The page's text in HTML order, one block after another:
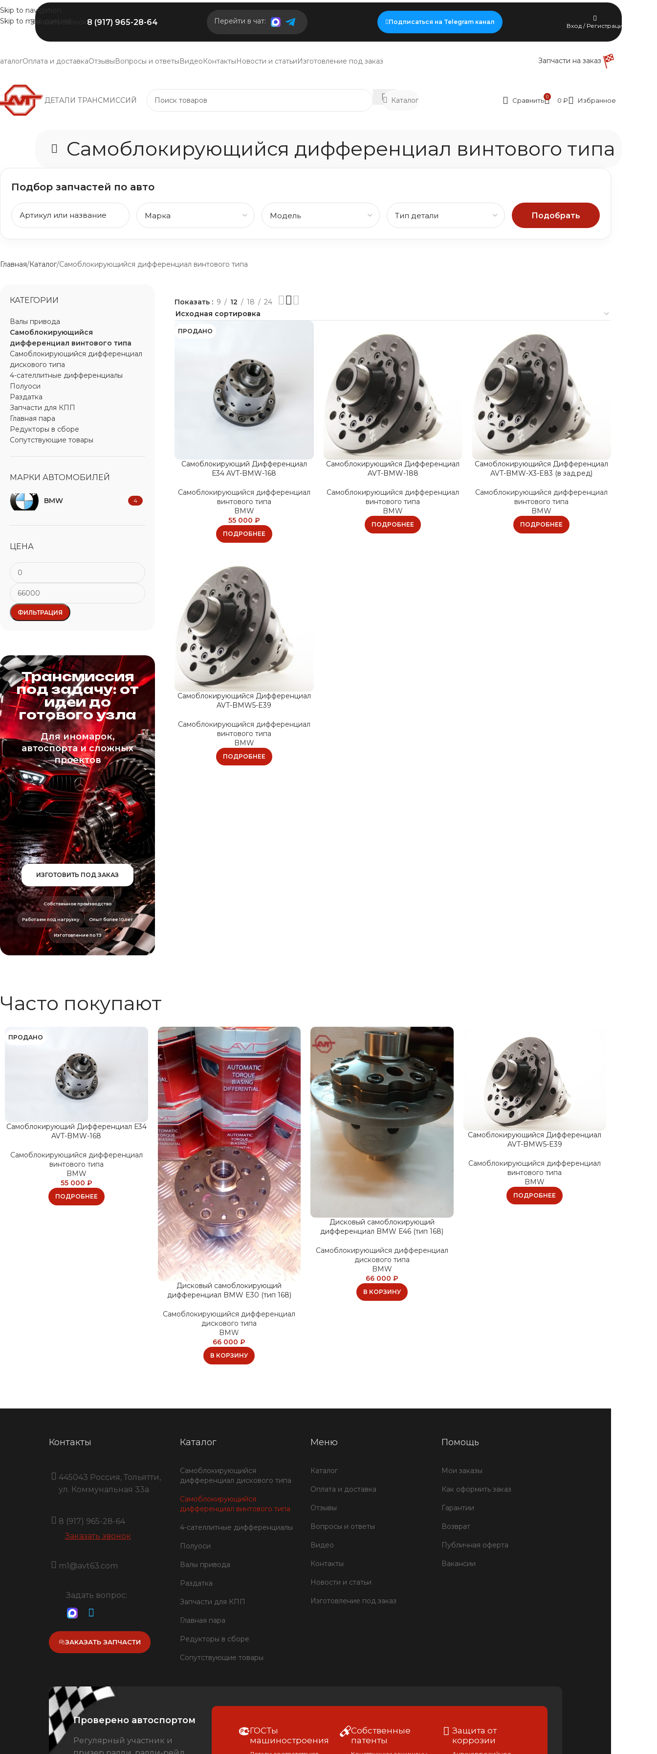
Skip to navigation
Skip to main content
Заказать звонок 8 (917) 965-28-64 Перейти в чат: Подписаться на Telegram канал
Вход / Регистрация
Оплата и доставкаОтзывыВопросы и ответыВидеоКонтактыНовости и статьиИзготовление под заказ Запчасти на заказ
ДЕТАЛИ ТРАНСМИССИЙ Каталог Сравнить 0 0 ₽ Избранное
Самоблокирующийся дифференциал винтового типа
Подбор запчастей по авто
Подобрать
Главная Каталог Самоблокирующийся дифференциал винтового типа
КАТЕГОРИИ
Валы привода
Самоблокирующийся
дифференциал винтового типа
Самоблокирующийся дифференциал
дискового типа
4-сателлитные дифференциалы
Полуоси
Раздатка
Запчасти для КПП
Главная пара
Редукторы в сборе
Сопутствующие товары
МАРКИ АВТОМОБИЛЕЙ
BMW 4
ЦЕНА
ФИЛЬТРАЦИЯ
Трансмиссия
под задачу: от
идеи до
готового узла
Для иномарок,
автоспорта и сложных
проектов
ИЗГОТОВИТЬ ПОД ЗАКАЗ
Собственное производство
Работаем под нагрузку Опыт более 10 лет
Изготовление по ТЗ
Показать 9 12 18 24
ПРОДАНО
Самоблокирующий Дифференциал
Е34 AVT-BMW-168
Самоблокирующийся дифференциал
винтового типа
BMW
55 000 ₽
ПОДРОБНЕЕ
Самоблокирующийся Дифференциал
AVT-BMW-188
Самоблокирующийся дифференциал
винтового типа
BMW
ПОДРОБНЕЕ
Самоблокирующийся Дифференциал
AVT-BMW-X3-E83 (в зад.ред)
Самоблокирующийся дифференциал
винтового типа
BMW
ПОДРОБНЕЕ
Самоблокирующийся Дифференциал
AVT-BMW5-E39
Самоблокирующийся дифференциал
винтового типа
BMW
ПОДРОБНЕЕ
Часто покупают
ПРОДАНО
Самоблокирующий Дифференциал Е34
AVT-BMW-168
Самоблокирующийся дифференциал
винтового типа
BMW
55 000 ₽
ПОДРОБНЕЕ
Дисковый самоблокирующий
дифференциал BMW E30 (тип 168)
Самоблокирующийся дифференциал
дискового типа
BMW
66 000₽
В КОРЗИНУ
Дисковый самоблокирующий
дифференциал BMW E46 (тип 168)
Самоблокирующийся дифференциал
дискового типа
BMW
66 000 ₽
В КОРЗИНУ
Самоблокирующийся Дифференциал
AVT-BMW5-E39
Самоблокирующийся дифференциал
винтового типа
BMW
ПОДРОБНЕЕ
Контакты
445043 Россия, Тольятти,
ул. Коммунальная 33a
8 (917) 965-28-64
Заказать звонок
m1@avt63.com
Задать вопрос:
ЗАКАЗАТЬ ЗАПЧАСТИ
Каталог
Самоблокирующийся
дифференциал дискового типа
Самоблокирующийся
дифференциал винтового типа
4-сателлитные дифференциалы
Полуоси
Валы привода
Раздатка
Запчасти для КПП
Главная пара
Редукторы в сборе
Сопутствующие товары
Меню
Каталог
Оплата и доставка
Отзывы
Вопросы и ответы
Видео
Контакты
Новости и статьи
Изготовление под заказ
Помощь
Мои заказы
Как оформить заказ
Гарантии
Возврат
Публичная оферта
Вакансии
Проверено автоспортом
Регулярный участник и
ГОСТы
машиностроения
Собственные
патенты
Защита от
коррозии